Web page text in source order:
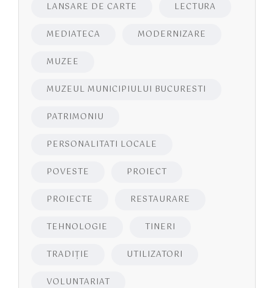
LANSARE DE CARTE LECTURA
MEDIATECA MODERNIZARE
MUZEE
MUZEUL MUNICIPIULUI BUCURESTI
PATRIMONIU
PERSONALITATI LOCALE
POVESTE PROIECT
PROIECTE RESTAURARE
TEHNOLOGIE TINERI
TRADIȚIE UTILIZATORI
VOLUNTARIAT